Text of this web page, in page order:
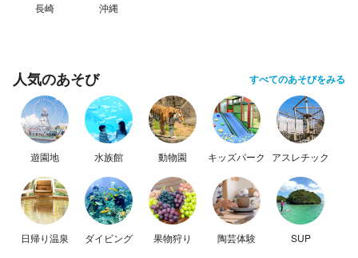
長崎 沖縄
人気のあそび すべてのあそびをみる
遊園地 水族館 動物園 キッズパーク アスレチック
日帰り温泉 ダイビング 果物狩り 陶芸体験 SUP